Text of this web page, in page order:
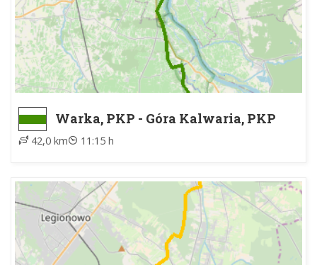
Warka, PKP - Góra Kalwaria, PKP
42,0 km 11:15 h